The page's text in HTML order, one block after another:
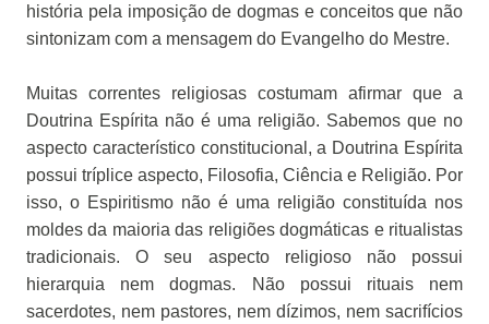
história pela imposição de dogmas e conceitos que não
sintonizam com a mensagem do Evangelho do Mestre.
Muitas correntes religiosas costumam afirmar que a
Doutrina Espírita não é uma religião. Sabemos que no
aspecto característico constitucional, a Doutrina Espírita
possui tríplice aspecto, Filosofia, Ciência e Religião. Por
isso, o Espiritismo não é uma religião constituída nos
moldes da maioria das religiões dogmáticas e ritualistas
tradicionais. O seu aspecto religioso não possui
hierarquia nem dogmas. Não possui rituais nem
sacerdotes, nem pastores, nem dízimos, nem sacrifícios